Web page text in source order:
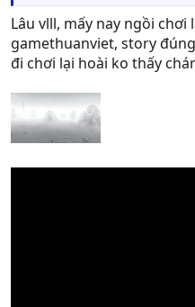
Lâu vlll, mấy nay ngồi chơi
gamethuanviet, story
đi chơi lại hoài ko thấy